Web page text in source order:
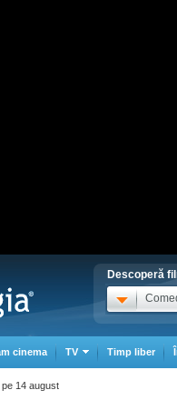
Descoperă
cinema TV Timp liber
14 august